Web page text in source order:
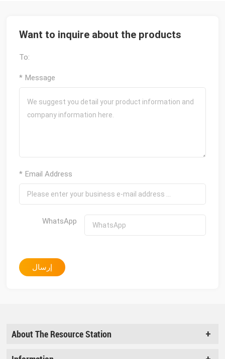
Want to inquire about the products
To:
* Message
* Email Address
WhatsApp
إرسال
About The Resource Station